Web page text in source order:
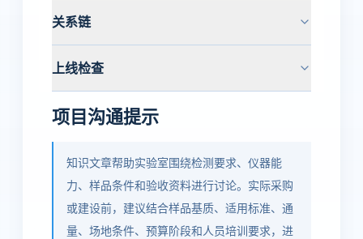
关系链
上线检查
项目沟通提示
知识文章帮助实验室围绕检测要求、仪器能
力、样品条件和验收资料进行讨论。实际采购
或建设前，建议结合样品基质、适用标准、通
量、场地条件、预算阶段和人员培训要求，进